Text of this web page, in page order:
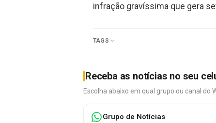
infração gravíssima que gera
TAGS
Receba as notícias no seu
Escolha abaixo em qual grupo ou canal do
Grupo de Notícias